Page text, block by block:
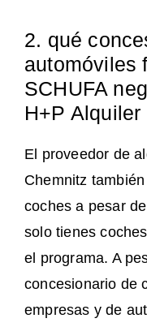
2. qué
automóviles
SCHUFA
H+P
El proveedor de
Chemnitz
coches a pesar
solo tienes
el programa. A
concesionario de
empresas y de